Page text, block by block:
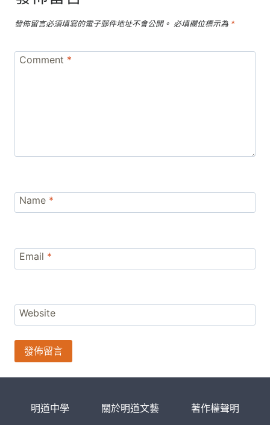
發佈留言必須填寫的電子郵件地址不會公開。 必填欄位標示為 *
Comment *
Name *
Email *
Website
明道中學 關於明道文藝 著作權聲明